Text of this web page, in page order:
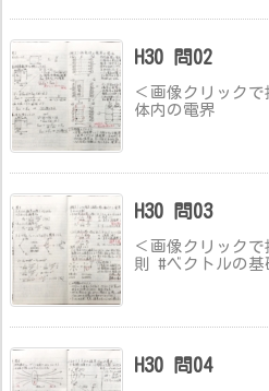
H30 問02
＜画像クリック
体内の電界
H30 問03
＜画像クリック
則 #ベクトルの基
H30 問04